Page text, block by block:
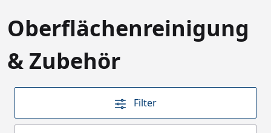
Oberflächenreinigung
& Zubehör
Filter